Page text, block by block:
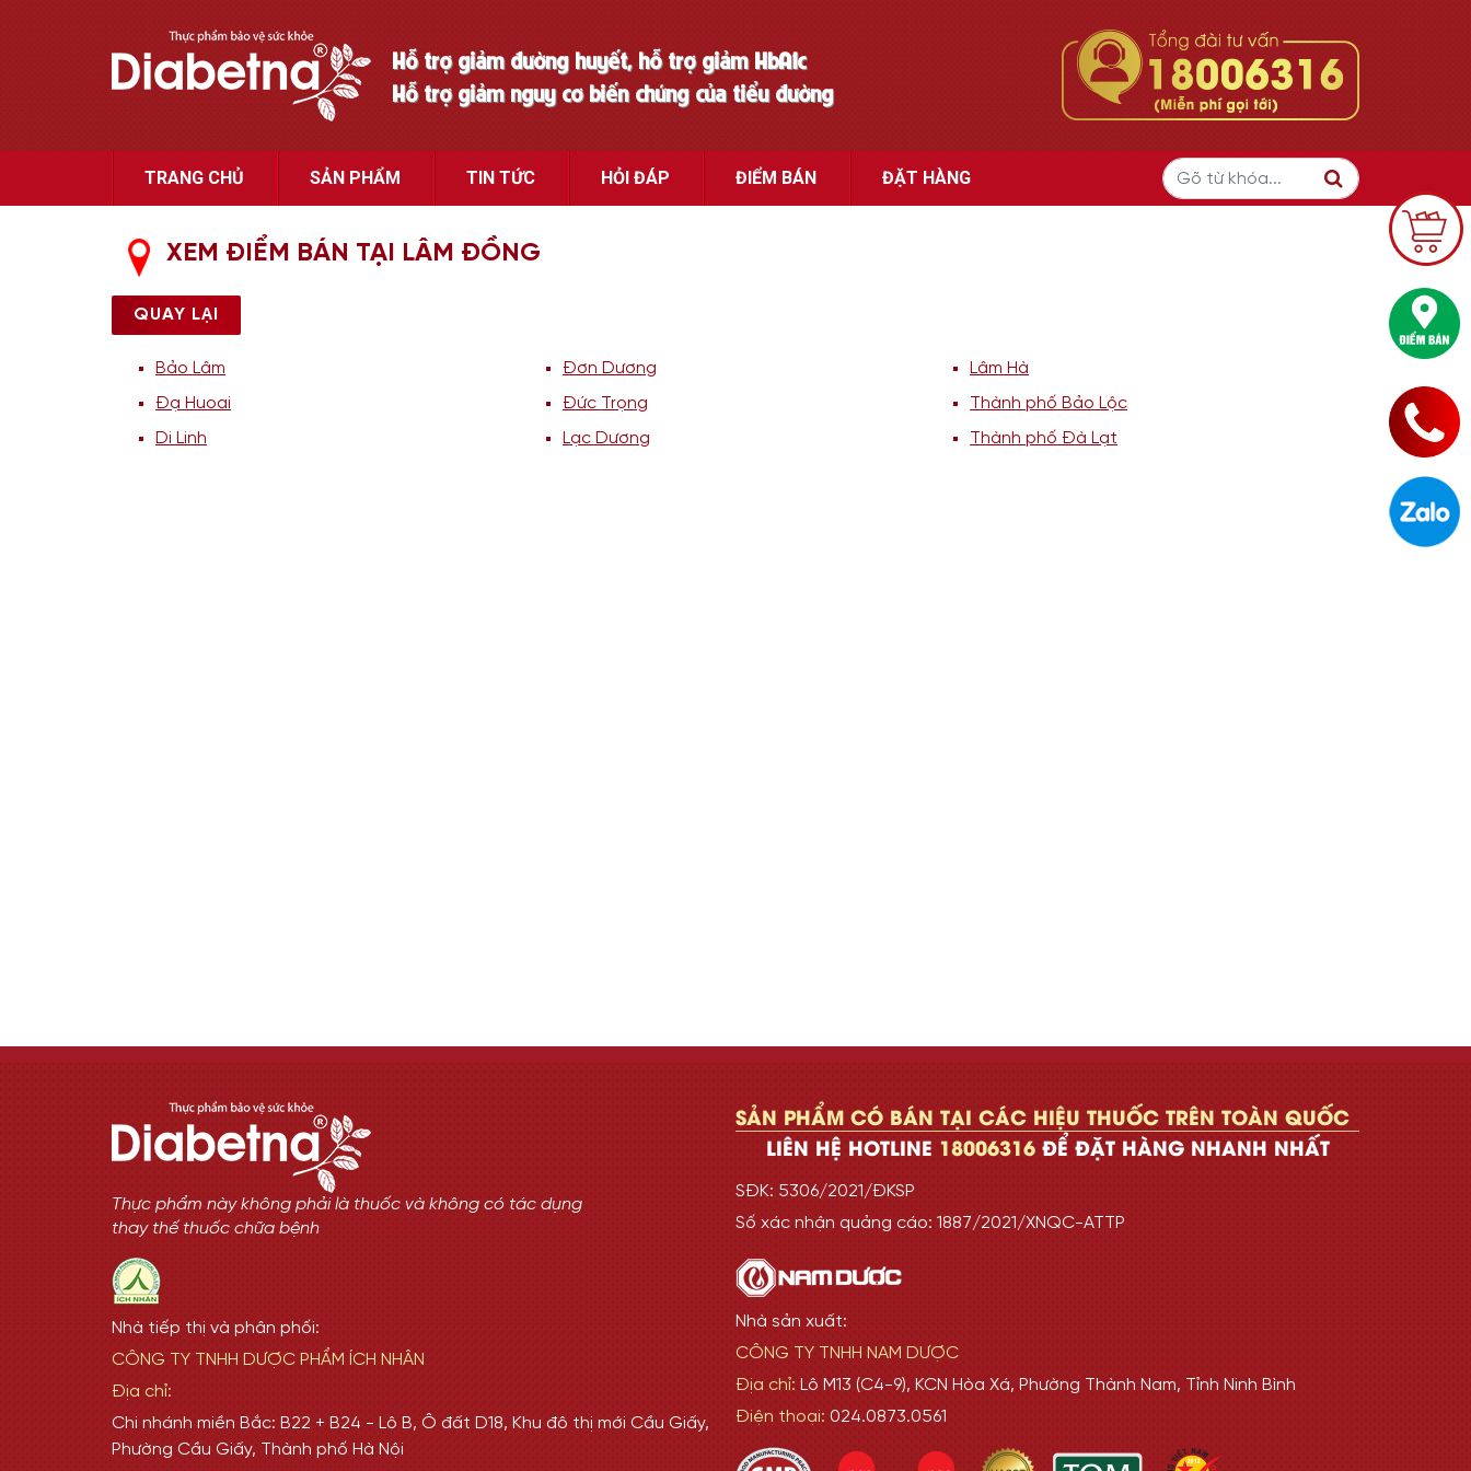
Hỗ trợ giảm đường huyết, hỗ trợ giảm HbA1c
Hỗ trợ giảm nguy cơ biến chứng của tiểu đường
TRANG CHỦ SẢN PHẨM TIN TỨC HỎI ĐÁP ĐIỂM BÁN ĐẶT HÀNG
XEM ĐIỂM BÁN TẠI LÂM ĐỒNG
QUAY LẠI
Bảo Lâm
Đạ Huoai
Di Linh
Đơn Dương
Đức Trọng
Lạc Dương
Lâm Hà
Thành phố Bảo Lộc
Thành phố Đà Lạt
Thực phẩm này không phải là thuốc và không có tác dụng
thay thế thuốc chữa bệnh
Nhà tiếp thị và phân phối:
CÔNG TY TNHH DƯỢC PHẨM ÍCH NHÂN
Địa chỉ:
Chi nhánh miền Bắc: B22 + B24 - Lô B, Ô đất D18, Khu đô thị mới Cầu Giấy,
Phường Cầu Giấy, Thành phố Hà Nội
SẢN PHẨM CÓ BÁN TẠI CÁC HIỆU THUỐC TRÊN TOÀN QUỐC
LIÊN HỆ HOTLINE 18006316ĐỂ ĐẶT HÀNG NHANH NHẤT
SĐK: 5306/2021/ĐKSP
Số xác nhận quảng cáo: 1887/2021/XNQC-ATTP
Nhà sản xuất:
CÔNG TY TNHH NAM DƯỢC
Địa chỉ: Lô M13 (C4-9), KCN Hòa Xá, Phường Thành Nam, Tỉnh Ninh Bình
Điện thoại: 024.0873.0561